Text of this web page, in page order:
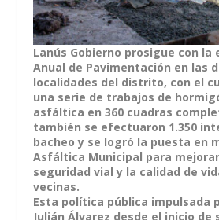
Lanús Gobierno prosigue con la
Anual de Pavimentación en las
localidades del distrito, con el
una serie de trabajos de
asfáltica en 360 cuadras
también se efectuaron 1.350
bacheo y se logró la puesta en
Asfáltica Municipal para
seguridad vial y la calidad de
vecinas.
Esta política pública impulsada
Julián Álvarez desde el inicio